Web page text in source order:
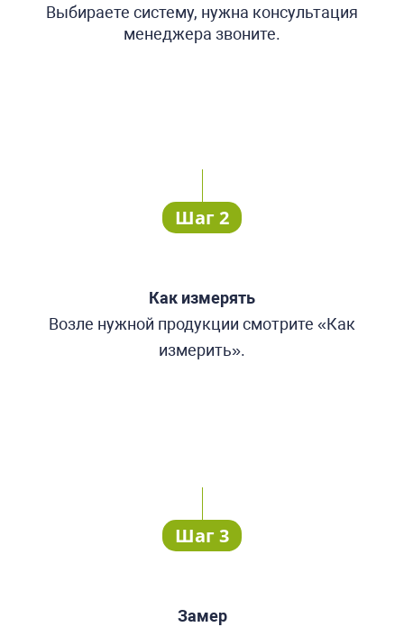
Выбираете систему, нужна консультация
менеджера звоните.
Шаг 2
Как измерять
Возле нужной продукции смотрите «Как
измерить».
Шаг 3
Замер